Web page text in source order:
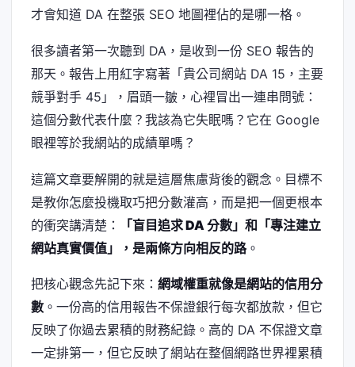
才會知道 DA 在整張 SEO 地圖裡佔的是哪一格。
很多讀者第一次聽到 DA，是收到一份 SEO 報告的
那天。報告上用紅字寫著「貴公司網站 DA 15，主要
競爭對手 45」，眉頭一皺，心裡冒出一連串問號：
這個分數代表什麼？我該為它失眠嗎？它在 Google
眼裡等於我網站的成績單嗎？
這篇文章要解開的就是這層焦慮背後的觀念。目標不
是教你怎麼投機取巧把分數灌高，而是把一個更根本
的衝突講清楚：
「盲目追求 DA 分數」和「專注建立
網站真實價值」，是兩條方向相反的路。
把核心觀念先記下來： 網域權重就像是網站的信用分
數 。一份高的信用報告不保證銀行每次都放款，但它
反映了你過去累積的財務紀錄。高的 DA 不保證文章
一定排第一，但它反映了網站在整個網路世界裡累積